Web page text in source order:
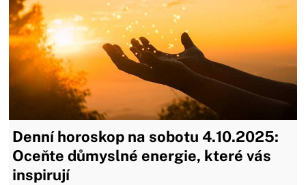
Denní horoskop na sobotu 4.10.2025:
Oceňte důmyslné energie, které vás
inspirují